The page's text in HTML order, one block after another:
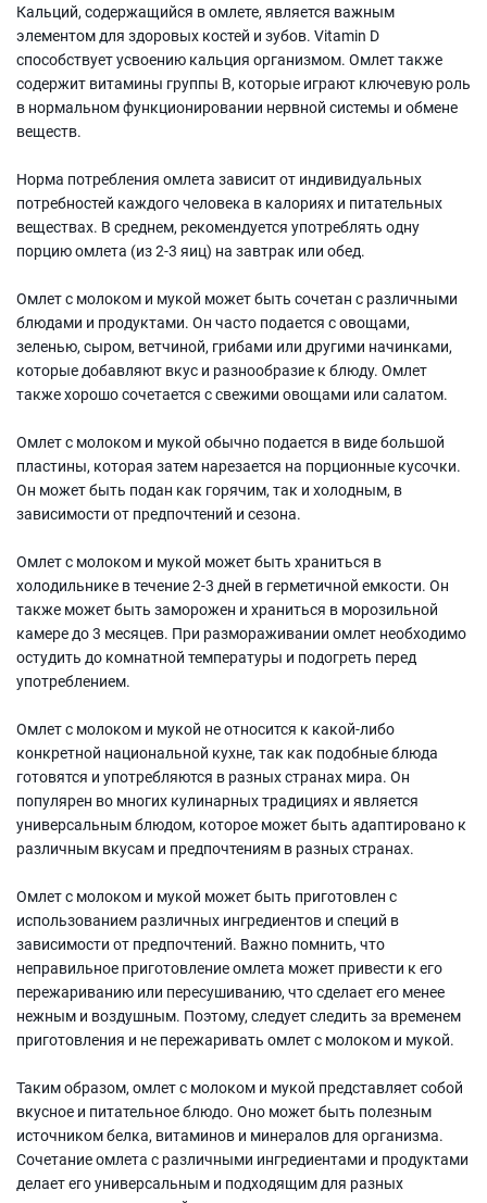
Кальций, содержащийся в омлете, является важным
элементом для здоровых костей и зубов. Vitamin D
способствует усвоению кальция организмом. Омлет также
содержит витамины группы В, которые играют ключевую роль
в нормальном функционировании нервной системы и обмене
веществ.
Норма потребления омлета зависит от индивидуальных
потребностей каждого человека в калориях и питательных
веществах. В среднем, рекомендуется употреблять одну
порцию омлета (из 2-3 яиц) на завтрак или обед.
Омлет с молоком и мукой может быть сочетан с различными
блюдами и продуктами. Он часто подается с овощами,
зеленью, сыром, ветчиной, грибами или другими начинками,
которые добавляют вкус и разнообразие к блюду. Омлет
также хорошо сочетается с свежими овощами или салатом.
Омлет с молоком и мукой обычно подается в виде большой
пластины, которая затем нарезается на порционные кусочки.
Он может быть подан как горячим, так и холодным, в
зависимости от предпочтений и сезона.
Омлет с молоком и мукой может быть храниться в
холодильнике в течение 2-3 дней в герметичной емкости. Он
также может быть заморожен и храниться в морозильной
камере до 3 месяцев. При размораживании омлет необходимо
остудить до комнатной температуры и подогреть перед
употреблением.
Омлет с молоком и мукой не относится к какой-либо
конкретной национальной кухне, так как подобные блюда
готовятся и употребляются в разных странах мира. Он
популярен во многих кулинарных традициях и является
универсальным блюдом, которое может быть адаптировано к
различным вкусам и предпочтениям в разных странах.
Омлет с молоком и мукой может быть приготовлен с
использованием различных ингредиентов и специй в
зависимости от предпочтений. Важно помнить, что
неправильное приготовление омлета может привести к его
пережариванию или пересушиванию, что сделает его менее
нежным и воздушным. Поэтому, следует следить за временем
приготовления и не пережаривать омлет с молоком и мукой.
Таким образом, омлет с молоком и мукой представляет собой
вкусное и питательное блюдо. Оно может быть полезным
источником белка, витаминов и минералов для организма.
Сочетание омлета с различными ингредиентами и продуктами
делает его универсальным и подходящим для разных